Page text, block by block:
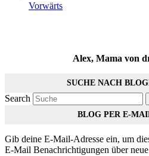
Vorwärts
Alex, Mama von
SUCHE NACH
Search
BLOG PER E-
Gib deine E-Mail-Adresse ein, um
E-Mail Benachrichtigungen über